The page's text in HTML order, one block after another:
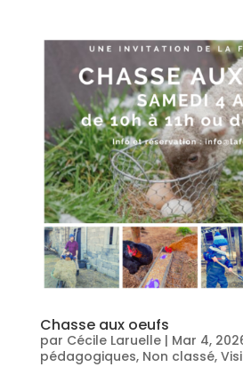
Chasse aux oeufs
par Cécile Laruelle| Mar 4,
pédagogiques, Non classé,